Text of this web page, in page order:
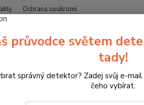
Ochrana soukromí
kovů Minelab Doplňky k detektorům
průvodce světem
tady!
správný detektor? Zadej svůj e-
čeho vybírat.